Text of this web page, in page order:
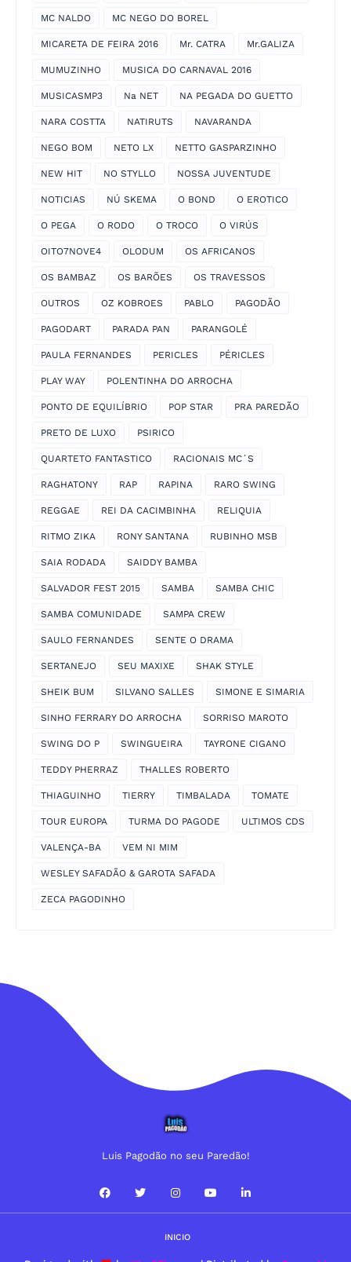
MC NALDO MC NEGO DO BOREL
MICARETA DE FEIRA 2016 Mr. CATRA Mr.GALIZA
MUMUZINHO MUSICA DO CARNAVAL 2016
MUSICASMP3 Na NET NA PEGADA DO GUETTO
NARA COSTTA NATIRUTS NAVARANDA
NEGO BOM NETO LX NETTO GASPARZINHO
NEW HIT NO STYLLO NOSSA JUVENTUDE
NOTICIAS NÚ SKEMA O BOND O EROTICO
O PEGA O RODO O TROCO O VIRÚS
OITO7NOVE4 OLODUM OS AFRICANOS
OS BAMBAZ OS BARÕES OS TRAVESSOS
OUTROS OZ KOBROES PABLO PAGODÃO
PAGODART PARADA PAN PARANGOLÉ
PAULA FERNANDES PERICLES PÉRICLES
PLAY WAY POLENTINHA DO ARROCHA
PONTO DE EQUILÍBRIO POP STAR PRA PAREDÃO
PRETO DE LUXO PSIRICO
QUARTETO FANTASTICO RACIONAIS MC´S
RAGHATONY RAP RAPINA RARO SWING
REGGAE REI DA CACIMBINHA RELIQUIA
RITMO ZIKA RONY SANTANA RUBINHO MSB
SAIA RODADA SAIDDY BAMBA
SALVADOR FEST 2015 SAMBA SAMBA CHIC
SAMBA COMUNIDADE SAMPA CREW
SAULO FERNANDES SENTE O DRAMA
SERTANEJO SEU MAXIXE SHAK STYLE
SHEIK BUM SILVANO SALLES SIMONE E SIMARIA
SINHO FERRARY DO ARROCHA SORRISO MAROTO
SWING DO P SWINGUEIRA TAYRONE CIGANO
TEDDY PHERRAZ THALLES ROBERTO
THIAGUINHO TIERRY TIMBALADA TOMATE
TOUR EUROPA TURMA DO PAGODE ULTIMOS CDS
VALENÇA-BA VEM NI MIM
WESLEY SAFADÃO & GAROTA SAFADA
ZECA PAGODINHO
Luis Pagodão no seu Paredão!
INICIO